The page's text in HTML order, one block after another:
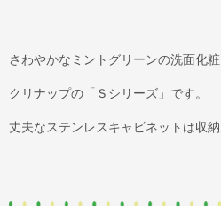
さわやかなミントグリーンの洗面化
クリナップの「Ｓシリーズ」です。
丈夫なステンレスキャビネットは収